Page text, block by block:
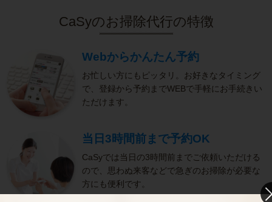
CaSyのお掃除代行の特徴
Webからかんたん予約
お忙しい方にもピッタリ。お好きなタイミング
で、登録から予約までWEBで手軽にお手続きい
ただけます。
当日3時間前まで予約OK
CaSyでは当日の3時間前までご依頼いただける
ので、思わぬ来客などで急ぎのお掃除が必要な
方にも便利です。